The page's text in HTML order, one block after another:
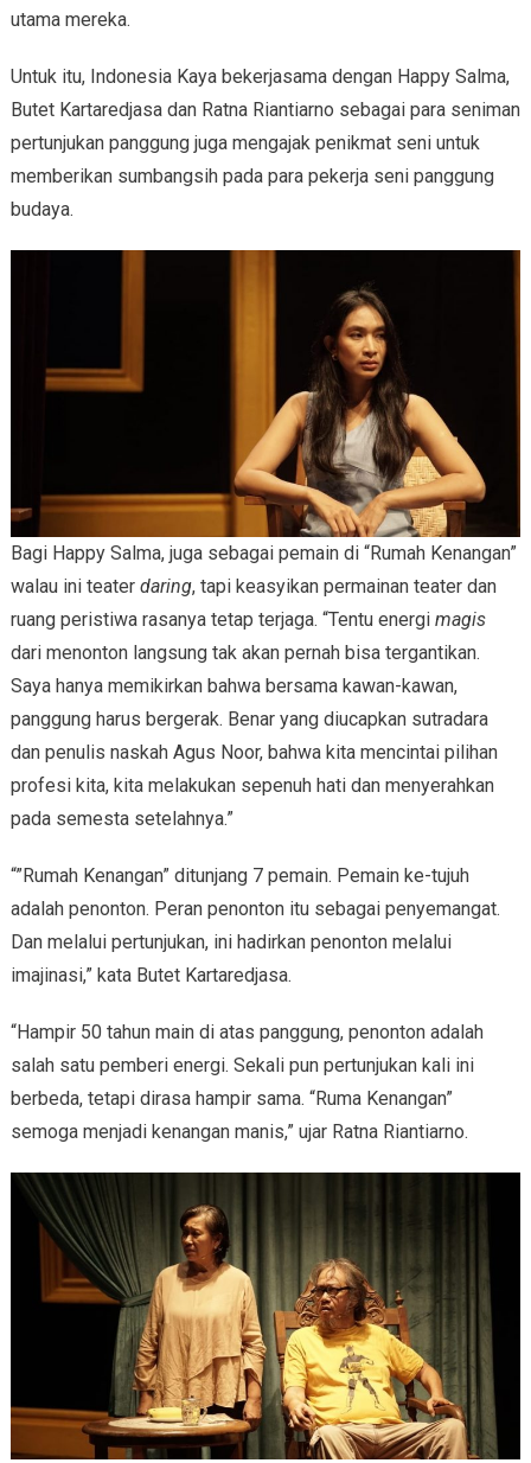
utama mereka.
Untuk itu, Indonesia Kaya bekerjasama dengan Happy Salma,
Butet Kartaredjasa dan Ratna Riantiarno sebagai para seniman
pertunjukan panggung juga mengajak penikmat seni untuk
memberikan sumbangsih pada para pekerja seni panggung
budaya.
Bagi Happy Salma, juga sebagai pemain di “Rumah Kenangan”
walau ini teaterdaring, tapi keasyikan permainan teater dan
ruang peristiwa rasanya tetap terjaga. “Tentu energi magis
dari menonton langsung tak akan pernah bisa tergantikan.
Saya hanya memikirkan bahwa bersama kawan-kawan,
panggung harus bergerak. Benar yang diucapkan sutradara
dan penulis naskah Agus Noor, bahwa kita mencintai pilihan
profesi kita, kita melakukan sepenuh hati dan menyerahkan
pada semesta setelahnya.”
“”Rumah Kenangan” ditunjang 7 pemain. Pemain ke-tujuh
adalah penonton. Peran penonton itu sebagai penyemangat.
Dan melalui pertunjukan, ini hadirkan penonton melalui
imajinasi,” kata Butet Kartaredjasa.
“Hampir 50 tahun main di atas panggung, penonton adalah
salah satu pemberi energi. Sekali pun pertunjukan kali ini
berbeda, tetapi dirasa hampir sama. “Ruma Kenangan”
semoga menjadi kenangan manis,” ujar Ratna Riantiarno.